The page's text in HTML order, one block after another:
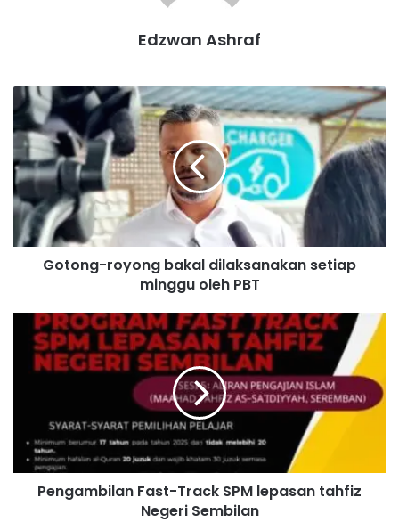
Edzwan Ashraf
G
o
t
o
n
g
-
o
Gotong-royong bakal dilaksanakan setiap
minggu oleh PBT
l
Pengambilan Fast-Track SPM lepasan tahfiz
Negeri Sembilan